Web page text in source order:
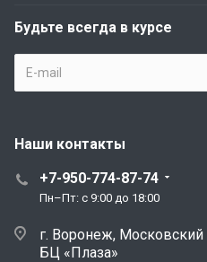
Будьте всегда в курсе
Наши контакты
+7-950-774-87-74
Пн–Пт: с 9:00 до 18:00
г. Воронеж, Московский
БЦ «Плаза»